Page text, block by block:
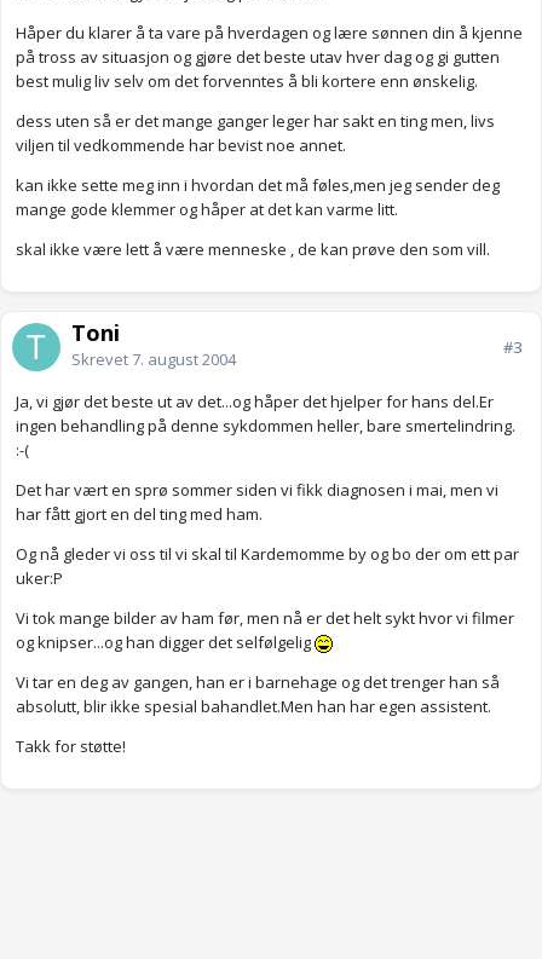
Håper du klarer å ta vare på hverdagen og lære sønnen din å kjenne
på tross av situasjon og gjøre det beste utav hver dag og gi gutten
best mulig liv selv om det forvenntes å bli kortere enn ønskelig.
dess uten så er det mange ganger leger har sakt en ting men, livs
viljen til vedkommende har bevist noe annet.
kan ikke sette meg inn i hvordan det må føles,men jeg sender deg
mange gode klemmer og håper at det kan varme litt.
skal ikke være lett å være menneske , de kan prøve den som vill.
Toni
Skrevet7. august 2004
#3
Ja, vi gjør det beste ut av det...og håper det hjelper for hans del.Er
ingen behandling på denne sykdommen heller, bare smertelindring.
:-(
Det har vært en sprø sommer siden vi fikk diagnosen i mai, men vi
har fått gjort en del ting med ham.
Og nå gleder vi oss til vi skal til Kardemomme by og bo der om ett par
uker:P
Vi tok mange bilder av ham før, men nå er det helt sykt hvor vi filmer
og knipser...og han digger det selfølgelig
Vi tar en deg av gangen, han er i barnehage og det trenger han så
absolutt, blir ikke spesial bahandlet.Men han har egen assistent.
Takk for støtte!